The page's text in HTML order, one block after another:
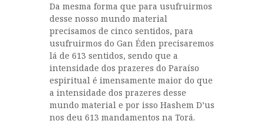
Da mesma forma que para usufruirmos
desse nosso mundo material
precisamos de cinco sentidos, para
usufruirmos do Gan Éden precisaremos
lá de 613 sentidos, sendo que a
intensidade dos prazeres do Paraíso
espiritual é imensamente maior do que
a intensidade dos prazeres desse
mundo material e por isso Hashem D’us
nos deu 613 mandamentos na Torá.